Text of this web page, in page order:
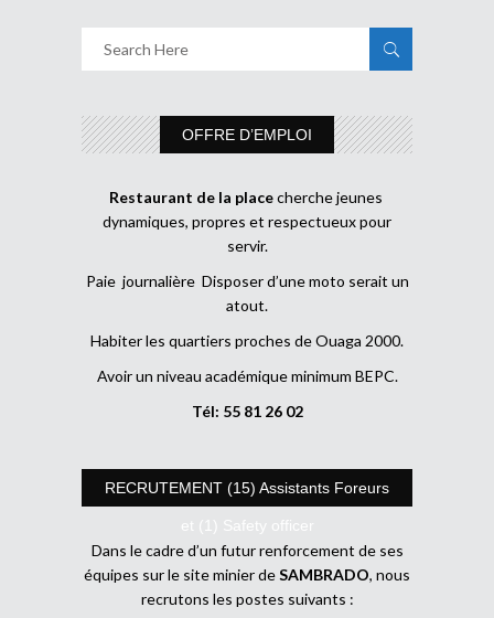
OFFRE D’EMPLOI
Restaurant de la placecherche jeunes
dynamiques, propres et respectueux pour
servir.
Paie journalière Disposer d’une moto serait un
atout.
Habiter les quartiers proches de Ouaga 2000.
Avoir un niveau académique minimum BEPC.
Tél: 55 81 26 02
RECRUTEMENT (15) Assistants Foreurs
et (1) Safety officer
Dans le cadre d’un futur renforcement de ses
équipes sur le site minier deSAMBRADO, nous
recrutons les postes suivants :